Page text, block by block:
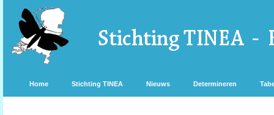
Home Stichting TINEA Nieuws Determineren